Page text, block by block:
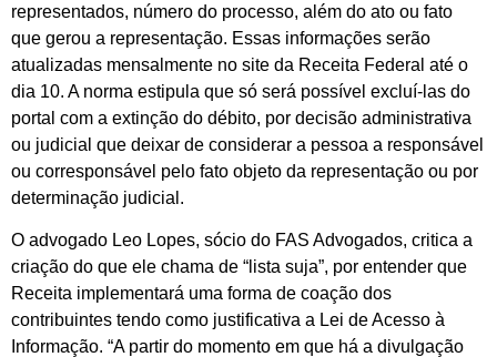
representados, número do processo, além do ato ou fato
que gerou a representação. Essas informações serão
atualizadas mensalmente no site da Receita Federal até o
dia 10. A norma estipula que só será possível excluí-las do
portal com a extinção do débito, por decisão administrativa
ou judicial que deixar de considerar a pessoa a responsável
ou corresponsável pelo fato objeto da representação ou por
determinação judicial.
O advogado Leo Lopes, sócio do FAS Advogados, critica a
criação do que ele chama de “lista suja”, por entender que
Receita implementará uma forma de coação dos
contribuintes tendo como justificativa a Lei de Acesso à
Informação. “A partir do momento em que há a divulgação